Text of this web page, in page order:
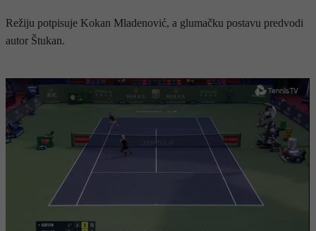
Režiju potpisuje Kokan Mladenović, a glumačku postavu predvodi
autor Štukan.